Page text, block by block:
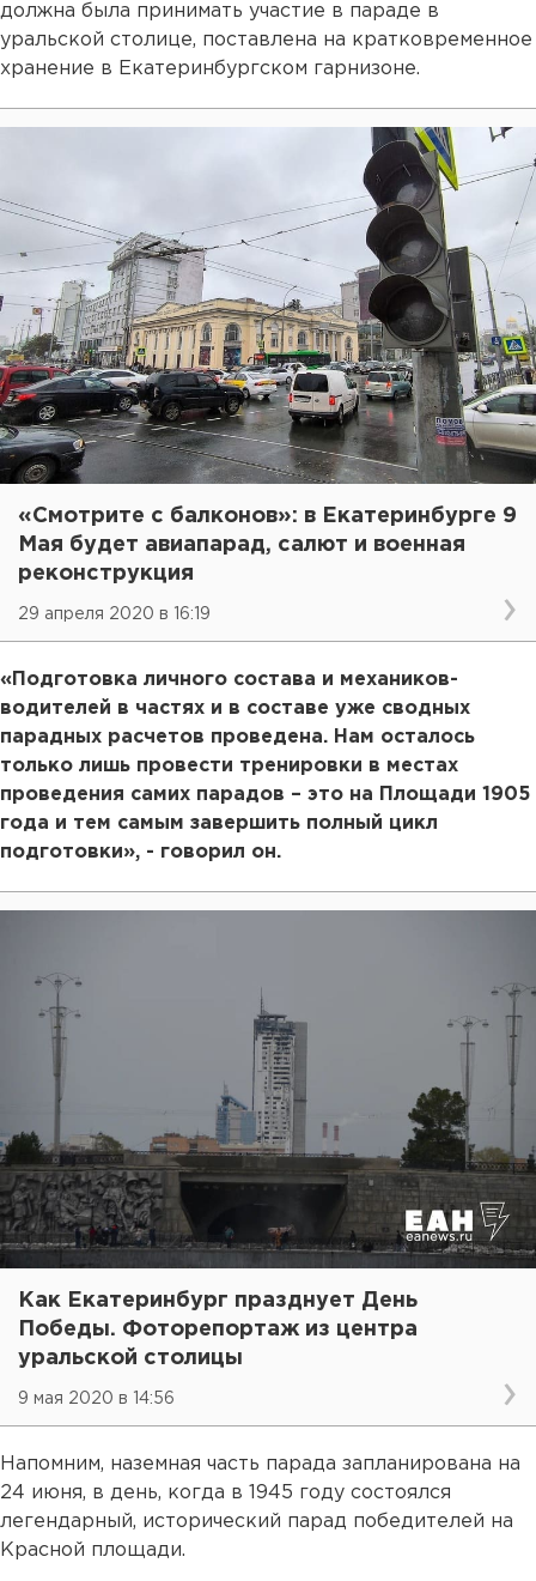
должна была принимать участие в параде в
уральской столице, поставлена на кратковременное
хранение в Екатеринбургском гарнизоне.
«Смотрите с балконов»: в Екатеринбурге 9
Мая будет авиапарад, салют и военная
реконструкция
29 апреля 2020 в 16:19
«Подготовка личного состава и механиков-
водителей в частях и в составе уже сводных
парадных расчетов проведена. Нам осталось
только лишь провести тренировки в местах
проведения самих парадов – это на Площади 1905
года и тем самым завершить полный цикл
подготовки», - говорил он.
Как Екатеринбург празднует День
Победы. Фоторепортаж из центра
уральской столицы
9 мая 2020 в 14:56
Напомним, наземная часть парада запланирована на
24 июня, в день, когда в 1945 году состоялся
легендарный, исторический парад победителей на
Красной площади.